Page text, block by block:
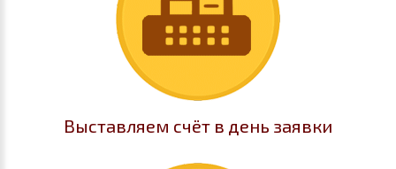
Выставляем счёт в день заявки